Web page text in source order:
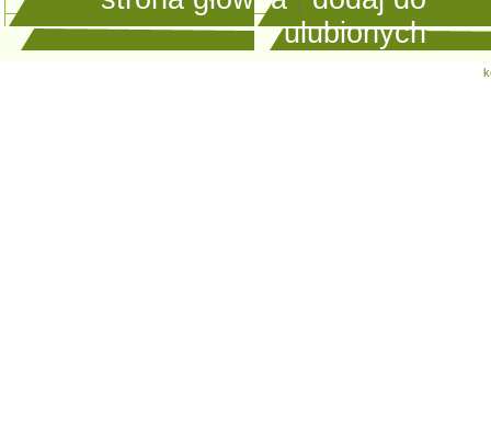
ulubionych